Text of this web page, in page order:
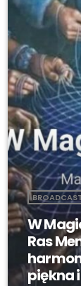
W
Ras
piękna